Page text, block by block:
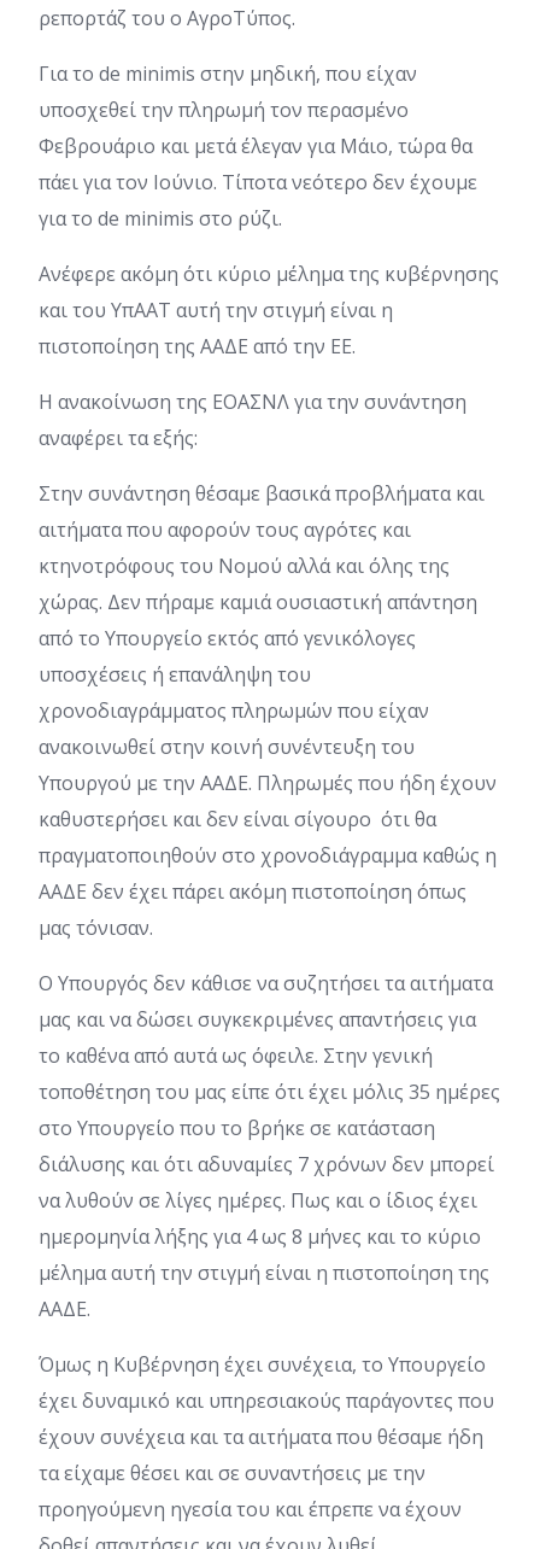
ρεπορτάζ του ο ΑγροΤύπος.
Για το de minimis στην μηδική, που είχαν
υποσχεθεί την πληρωμή τον περασμένο
Φεβρουάριο και μετά έλεγαν για Μάιο, τώρα θα
πάει για τον Ιούνιο. Τίποτα νεότερο δεν έχουμε
για το de minimis στο ρύζι.
Ανέφερε ακόμη ότι κύριο μέλημα της κυβέρνησης
και του ΥπΑΑΤ αυτή την στιγμή είναι η
πιστοποίηση της ΑΑΔΕ από την ΕΕ.
Η ανακοίνωση της ΕΟΑΣΝΛ για την συνάντηση
αναφέρει τα εξής:
Στην συνάντηση θέσαμε βασικά προβλήματα και
αιτήματα που αφορούν τους αγρότες και
κτηνοτρόφους του Νομού αλλά και όλης της
χώρας. Δεν πήραμε καμιά ουσιαστική απάντηση
από το Υπουργείο εκτός από γενικόλογες
υποσχέσεις ή επανάληψη του
χρονοδιαγράμματος πληρωμών που είχαν
ανακοινωθεί στην κοινή συνέντευξη του
Υπουργού με την ΑΑΔΕ. Πληρωμές που ήδη έχουν
καθυστερήσει και δεν είναι σίγουρο ότι θα
πραγματοποιηθούν στο χρονοδιάγραμμα καθώς η
ΑΑΔΕ δεν έχει πάρει ακόμη πιστοποίηση όπως
μας τόνισαν.
Ο Υπουργός δεν κάθισε να συζητήσει τα αιτήματα
μας και να δώσει συγκεκριμένες απαντήσεις για
το καθένα από αυτά ως όφειλε. Στην γενική
τοποθέτηση του μας είπε ότι έχει μόλις 35 ημέρες
στο Υπουργείο που το βρήκε σε κατάσταση
διάλυσης και ότι αδυναμίες 7 χρόνων δεν μπορεί
να λυθούν σε λίγες ημέρες. Πως και ο ίδιος έχει
ημερομηνία λήξης για 4 ως 8 μήνες και το κύριο
μέλημα αυτή την στιγμή είναι η πιστοποίηση της
ΑΑΔΕ.
Όμως η Κυβέρνηση έχει συνέχεια, το Υπουργείο
έχει δυναμικό και υπηρεσιακούς παράγοντες που
έχουν συνέχεια και τα αιτήματα που θέσαμε ήδη
τα είχαμε θέσει και σε συναντήσεις με την
προηγούμενη ηγεσία του και έπρεπε να έχουν